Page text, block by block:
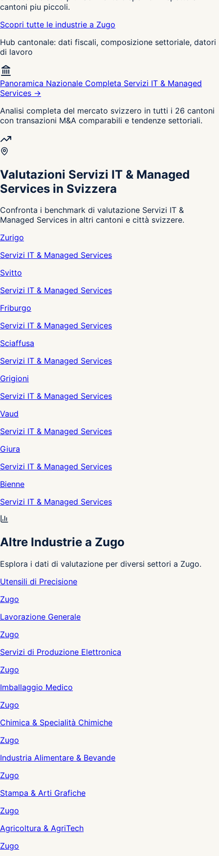
cantoni piu piccoli.
Scopri tutte le industrie a Zugo
Hub cantonale: dati fiscali, composizione settoriale, datori
di lavoro
Panoramica Nazionale Completa Servizi IT & Managed
Services →
Analisi completa del mercato svizzero in tutti i 26 cantoni
con transazioni M&A comparabili e tendenze settoriali.
Valutazioni Servizi IT & Managed
Services in Svizzera
Confronta i benchmark di valutazione Servizi IT &
Managed Services in altri cantoni e città svizzere.
Zurigo
Servizi IT & Managed Services
Svitto
Servizi IT & Managed Services
Friburgo
Servizi IT & Managed Services
Sciaffusa
Servizi IT & Managed Services
Grigioni
Servizi IT & Managed Services
Vaud
Servizi IT & Managed Services
Giura
Servizi IT & Managed Services
Bienne
Servizi IT & Managed Services
Altre Industrie a Zugo
Esplora i dati di valutazione per diversi settori a Zugo.
Utensili di Precisione
Zugo
Lavorazione Generale
Zugo
Servizi di Produzione Elettronica
Zugo
Imballaggio Medico
Zugo
Chimica & Specialità Chimiche
Zugo
Industria Alimentare & Bevande
Zugo
Stampa & Arti Grafiche
Zugo
Agricoltura & AgriTech
Zugo